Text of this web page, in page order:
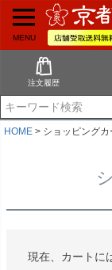
MENU
注文履歴
HOME ショッピングカ
現在、カートに